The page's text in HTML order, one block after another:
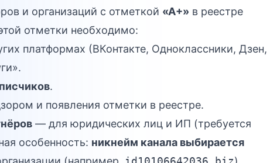
и организаций с отметкой «А+» в реестре
отметки необходимо:
платформах (ВКонтакте, Одноклассники, Дзен,
.
и появления отметки в реестре.
— для юридических лиц и ИП (требуется
особенность: никнейм канала выбирается